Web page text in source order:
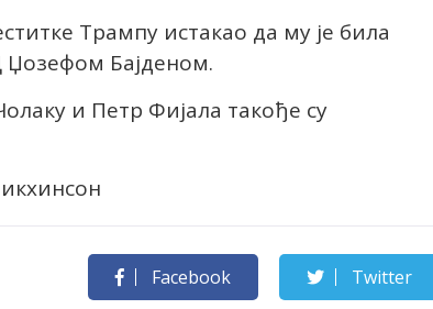
Трампу истакао да му је била
Џозефом Бајденом.
и Петр Фијала такође су
Facebook Twitter